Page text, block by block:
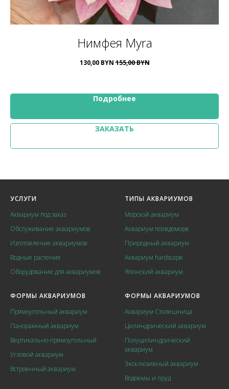
Нимфея Myra
130,00 BYN 155,00BYN
Подробнее
ЗАКАЗАТЬ
УСЛУГИ
Аквариум под заказ
Обслуживание аквариумов
Изготовление аквариумов
Водные растения
Оборудование для аквариумов
ТИПЫ АКВАРИУМОВ
Морской аквариум
Аквариум псевдоморе
Природный аквариум
Аквариум hardscape
Японский аквариум
ФОРМЫ АКВАРИУМОВ
Прямоугольный аквариум
Панорамный аквариум
Вертикально-прямоугольный
Угловой аквариум
Встроенный аквариум
ФОРМЫ АКВАРИУМОВ
Аквариум Столешница
Цилиндрический аквариум
Полуцилиндрический
аквариум
Эксклюзивный аквариум
Водоемы и пруд